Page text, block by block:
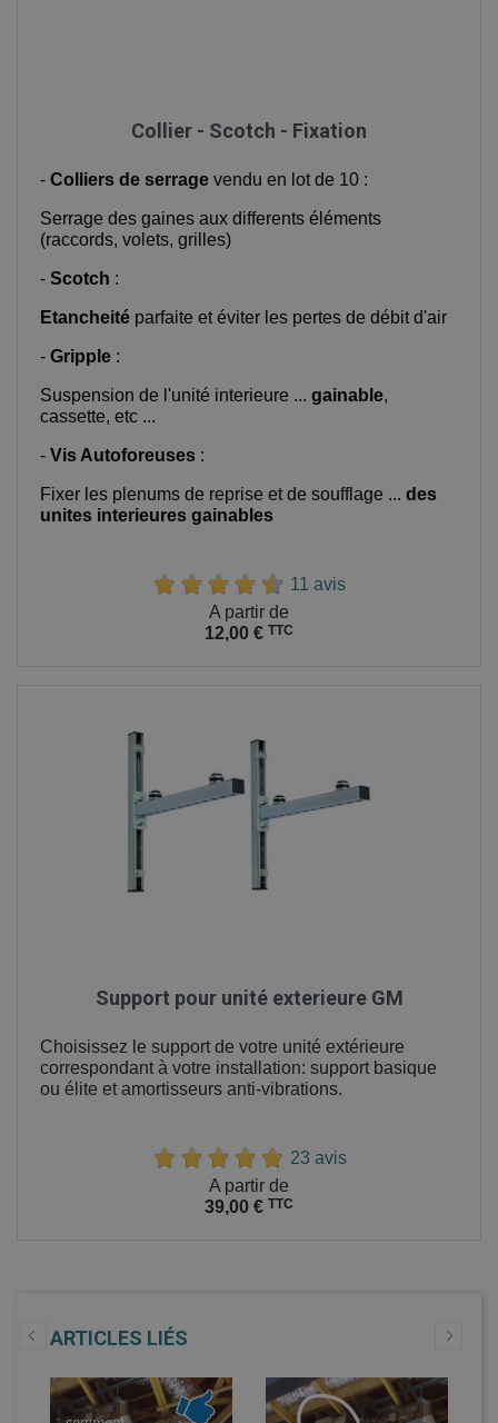
Collier - Scotch - Fixation
- Colliers de serrage vendu en lot de 10 :
Serrage des gaines aux differents éléments
(raccords, volets, grilles)
- Scotch :
Etancheité parfaite et éviter les pertes de débit d'air
- Gripple :
Suspension de l'unité interieure ... gainable,
cassette, etc ...
- Vis Autoforeuses :
Fixer les plenums de reprise et de soufflage ... des
unites interieures gainables
11 avis
A partir de
12,00 € TTC
Support pour unité exterieure GM
Choisissez le support de votre unité extérieure
correspondant à votre installation: support basique
ou élite et amortisseurs anti-vibrations.
23 avis
A partir de
39,00 € TTC
ARTICLES LIÉS